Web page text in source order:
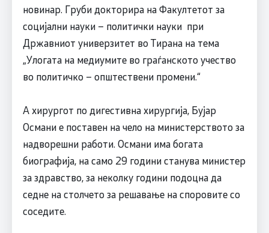
новинар. Груби докторира на Факултетот за
социјални науки – политички науки при
Државниот универзитет во Тирана на тема
„Улогата на медиумите во граѓанското учество
во политичко – општествени промени.“
А хирургот по дигестивна хирургија, Бујар
Османи е поставен на чело на министерството за
надворешни работи. Османи има богата
биографија, на само 29 години станува министер
за здравство, за неколку години подоцна да
седне на столчето за решавање на споровите со
соседите.